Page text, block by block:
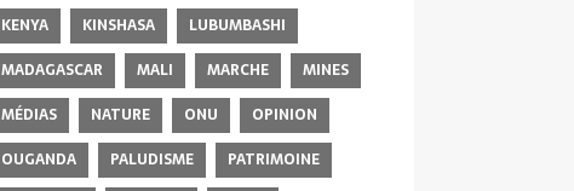
KENYA
KINSHASA
LUBUMBASHI
MADAGASCAR
MALI MARCHE
MINES
MÉDIAS
NATURE ONU
OPINION
OUGANDA
PALUDISME PATRIMOINE